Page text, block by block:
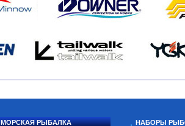
МОРСКАЯ РЫБАЛКА НАБОРЫ